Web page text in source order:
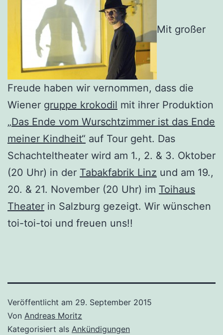
Mit großer
Freude haben wir vernommen, dass die
Wiener gruppe krokodil mit ihrer Produktion
„Das Ende vom Wurschtzimmer ist das Ende
meiner Kindheit“ auf Tour geht. Das
Schachteltheater wird am 1., 2. & 3. Oktober
(20 Uhr) in der Tabakfabrik Linz und am 19.,
20. & 21. November (20 Uhr) im Toihaus
Theater in Salzburg gezeigt. Wir wünschen
toi-toi-toi und freuen uns!!
Veröffentlicht am 29. September 2015
Von Andreas Moritz
Kategorisiert als Ankündigungen